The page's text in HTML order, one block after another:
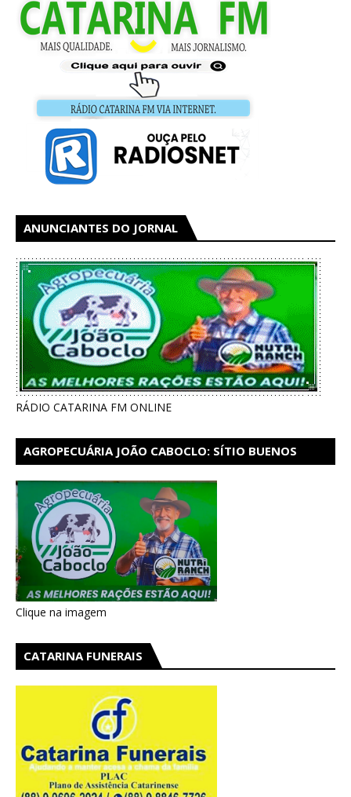
ANUNCIANTES DO JORNAL
RÁDIO CATARINA FM ONLINE
AGROPECUÁRIA JOÃO CABOCLO: SÍTIO BUENOS
Clique na imagem
CATARINA FUNERAIS